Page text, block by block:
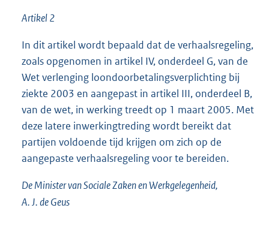
Artikel 2
In dit artikel wordt bepaald dat de verhaalsregeling,
zoals opgenomen in artikel IV, onderdeel G, van de
Wet verlenging loondoorbetalingsverplichting bij
ziekte 2003 en aangepast in artikel III, onderdeel B,
van de wet, in werking treedt op 1 maart 2005. Met
deze latere inwerkingtreding wordt bereikt dat
partijen voldoende tijd krijgen om zich op de
aangepaste verhaalsregeling voor te bereiden.
De Minister van Sociale Zaken en Werkgelegenheid,
A. J. de Geus